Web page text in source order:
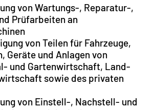
von Wartungs-, Reparatur-,
Prüfarbeiten an
von Teilen für Fahrzeuge,
Geräte und Anlagen von
und Gartenwirtschaft, Land-
sowie des privaten
von Einstell-, Nachstell- und